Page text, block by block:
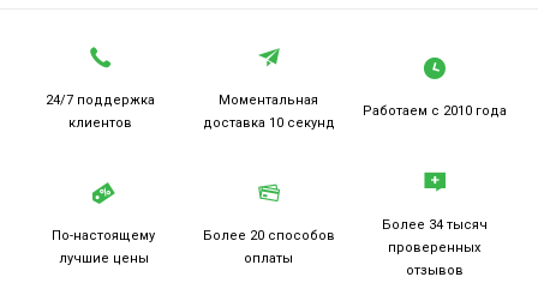
24/7 поддержка
клиентов
Моментальная
доставка 10 секунд
Работаем с 2010 года
По-настоящему
лучшие цены
Более 20 способов
оплаты
Более 34 тысяч
проверенных
отзывов